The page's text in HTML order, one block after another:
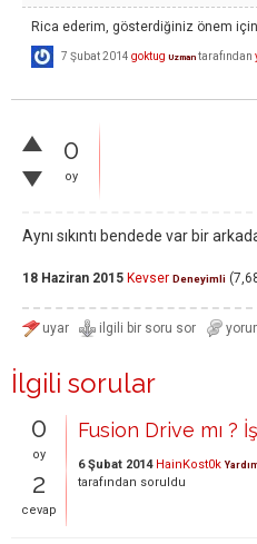
Rica ederim, gösterdiğiniz önem
7 Şubat 2014 goktug Uzman tarafından
0
oy
Aynı sıkıntı bendede var bir
18 Haziran 2015 Kevser Deneyimli (
İlgili sorular
0
oy
2
cevap
Fusion Drive mı ?
6 Şubat 2014 HainKost0k
tarafından soruldu